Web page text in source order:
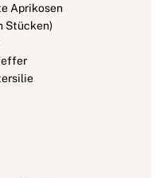
Aprikosen
Stücken)